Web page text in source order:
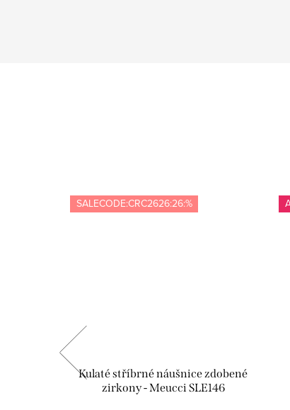
SALECODE:CRC2626:26:%
Kulaté stříbrné náušnice zdobené
zirkony - Meucci SLE146